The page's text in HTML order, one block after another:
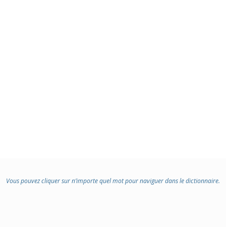
Vous pouvez cliquer sur n’importe quel mot pour naviguer dans le dictionnaire.